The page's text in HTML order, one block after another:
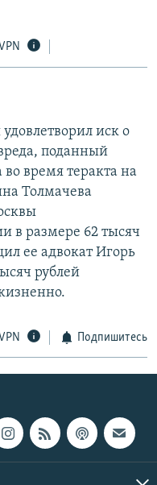
иск о
поданный
время теракта на
Толмачева
в размере 62 тысяч
ее адвокат Игорь
рублей
Подпишитесь